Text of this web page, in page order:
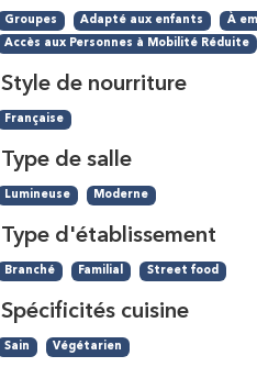
Groupes Adapté aux enfants À
Accès aux Personnes à Mobilité Réduite
Style de nourriture
Française
Type de salle
Lumineuse Moderne
Type d'établissement
Branché Familial Street food
Spécificités cuisine
Sain Végétarien